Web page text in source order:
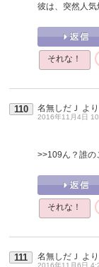
彼は、突然人気
それな！
110 名無しだＪ より
2016年11月4日
>>109ん？誰の
それな！
111 名無しだＪ より
2016年11月6日